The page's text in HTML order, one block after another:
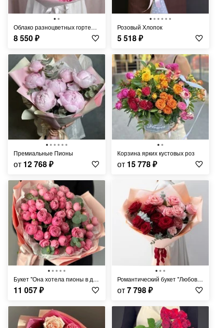
Облако разноцветных гортензий
8 550₽
Розовый Хлопок
5 518₽
Премиальные Пионы
от 12 768₽
Корзина ярких кустовых роз
от 15 778₽
Букет "Она хотела пионы в декабре""
11 057₽
Романтический букет "Любовь Моя"
от7 798₽